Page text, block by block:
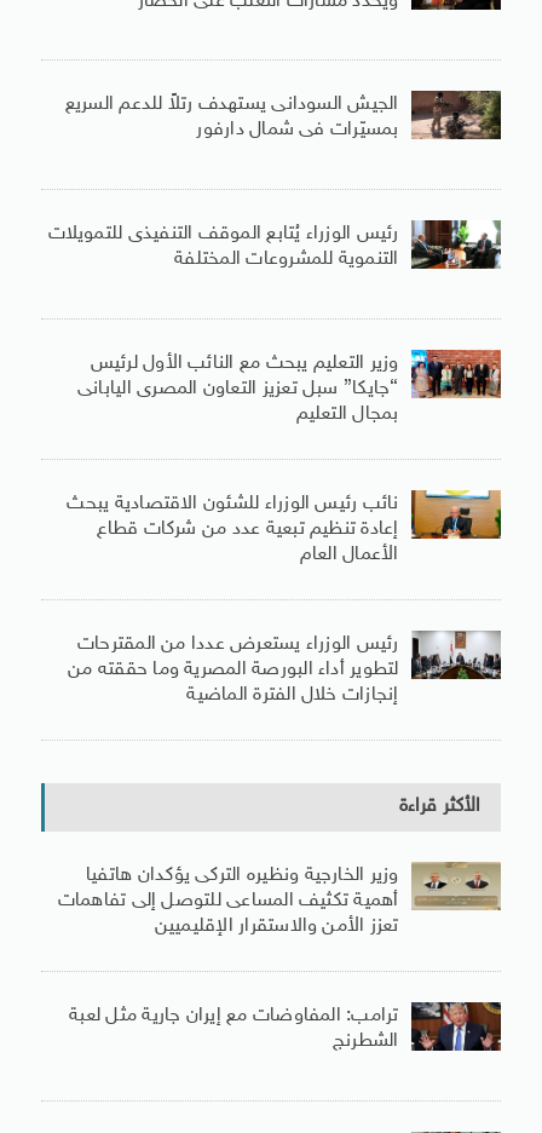
الجيش السودانى يستهدف رتلاً للدعم السريع
بمسيّرات فى شمال دارفور
رئيس الوزراء يُتابع الموقف التنفيذى للتمويلات
التنموية للمشروعات المختلفة
وزير التعليم يبحث مع النائب الأول لرئيس
“جايكا” سبل تعزيز التعاون المصرى اليابانى
بمجال التعليم
نائب رئيس الوزراء للشئون الاقتصادية يبحث
إعادة تنظيم تبعية عدد من شركات قطاع
الأعمال العام
رئيس الوزراء يستعرض عددا من المقترحات
لتطوير أداء البورصة المصرية وما حققته من
إنجازات خلال الفترة الماضية
الأكثر قراءة
وزير الخارجية ونظيره التركى يؤكدان هاتفيا
أهمية تكثيف المساعى للتوصل إلى تفاهمات
تعزز الأمن والاستقرار الإقليميين
ترامب: المفاوضات مع إيران جارية مثل لعبة
الشطرنج